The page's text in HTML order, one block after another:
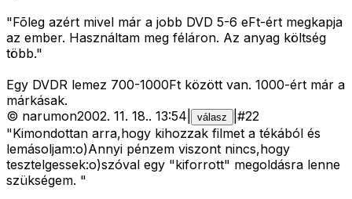
"Fõleg azért mivel már a jobb DVD 5-6 eFt-ért megkapja
az ember. Használtam meg féláron. Az anyag költség
több."
Egy DVDR lemez 700-1000Ft között van. 1000-ért már a
márkásak.
© narumon2002. 11. 18.. 13:54 válasz #22
"Kimondottan arra,hogy kihozzak filmet a tékából és
lemásoljam:o)Annyi pénzem viszont nincs,hogy
tesztelgessek:o)szóval egy "kiforrott" megoldásra lenne
szükségem. "